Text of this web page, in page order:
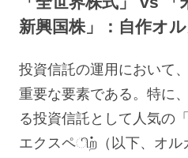
新興国株」：自作オ
投資信託の運用において
重要な要素である。特に
る投資信託として人気の
エクスペிற்（以下、オル